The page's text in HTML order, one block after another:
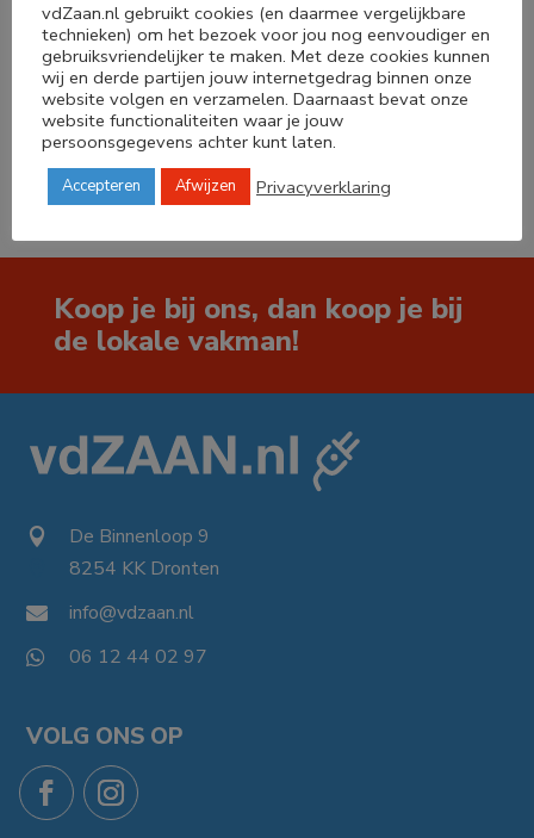
Deel dit product
   
Koop je bij ons, dan koop je bij
de lokale vakman!
 De Binnenloop 9
8254 KK Dronten
 info@vdzaan.nl
 06 12 44 02 97
VOLG ONS OP
vdZaan.nl gebruikt cookies (en daarmee vergelijkbare
technieken) om het bezoek voor jou nog eenvoudiger en
gebruiksvriendelijker te maken. Met deze cookies kunnen
wij en derde partijen jouw internetgedrag binnen onze
website volgen en verzamelen. Daarnaast bevat onze
website functionaliteiten waar je jouw
persoonsgegevens achter kunt laten.
Accepteren Afwijzen Privacyverklaring